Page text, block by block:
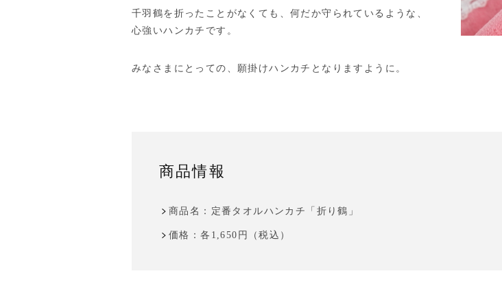
千羽鶴を折ったことがなくても、何だか守られているような、
心強いハンカチです。
みなさまにとっての、願掛けハンカチとなりますように。
商品情報
商品名：定番タオルハンカチ「折り鶴」
価格：各1,650円（税込）